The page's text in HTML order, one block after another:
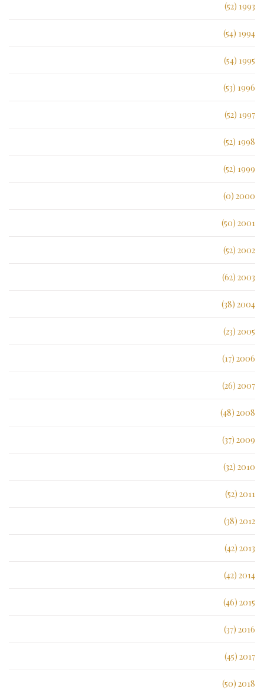
1993 (52)
1994 (54)
1995 (54)
1996 (53)
1997 (52)
1998 (52)
1999 (52)
2000 (0)
2001 (50)
2002 (52)
2003 (62)
2004 (38)
2005 (23)
2006 (17)
2007 (26)
2008 (48)
2009 (37)
2010 (32)
2011 (52)
2012 (38)
2013 (42)
2014 (42)
2015 (46)
2016 (37)
2017 (45)
2018 (50)